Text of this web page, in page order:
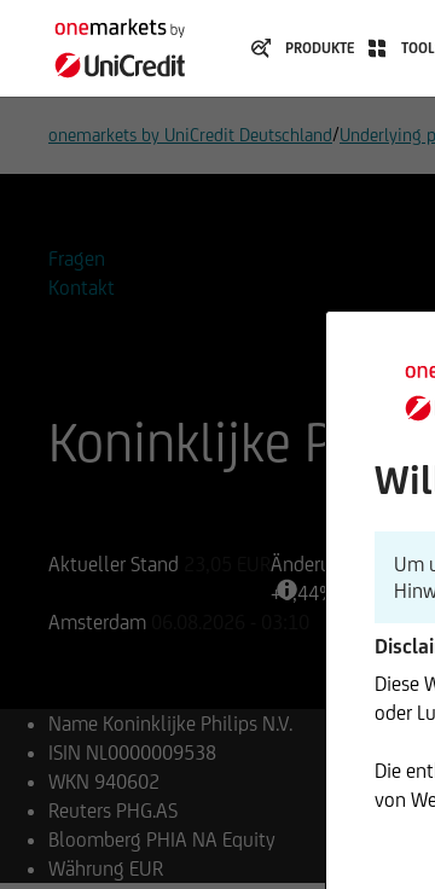
PRODUKTE
onemarkets by UniCredit Deutschland/Underlying
Fragen
Kontakt
Koninklijke
Aktueller Stand
Änderung
+0,44%
Amsterdam
Name Koninklijke Philips N.V.
ISIN NL0000009538
WKN 940602
Reuters PHG.AS
Bloomberg PHIA NA Equity
Währung EUR
Um
Diese
oder
Die
von